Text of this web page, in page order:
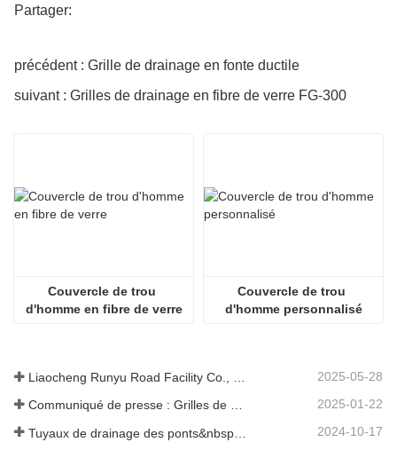
Partager:
précédent : Grille de drainage en fonte ductile
suivant : Grilles de drainage en fibre de verre FG-300
Couvercle de trou
d'homme en fibre de verre
Couvercle de trou
d'homme personnalisé
2025-05-28
Communiqué de presse : Grilles de drainage innovantes à haute résistance – Améliorer la sécurité et l'efficacité des infrastructures urbaines 2025-01-22
2024-10-17